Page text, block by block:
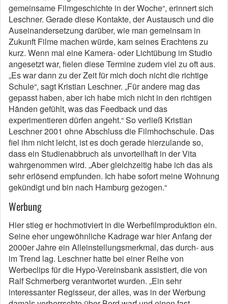
gemeinsame Filmgeschichte in der Woche“, erinnert sich
Leschner. Gerade diese Kontakte, der Austausch und die
Auseinandersetzung darüber, wie man gemeinsam in
Zukunft Filme machen würde, kam seines Erachtens zu
kurz. Wenn mal eine Kamera- oder Lichtübung im Studio
angesetzt war, fielen diese Termine zudem viel zu oft aus.
„Es war dann zu der Zeit für mich doch nicht die richtige
Schule“, sagt Kristian Leschner. „Für andere mag das
gepasst haben, aber ich habe mich nicht in den richtigen
Händen gefühlt, was das Feedback und das
experimentieren dürfen angeht.“ So verließ Kristian
Leschner 2001 ohne Abschluss die Filmhochschule. Das
fiel ihm nicht leicht, ist es doch gerade hierzulande so,
dass ein Studienabbruch als unvorteilhaft in der Vita
wahrgenommen wird. „Aber gleichzeitig habe ich das als
sehr erlösend empfunden. Ich habe sofort meine Wohnung
gekündigt und bin nach Hamburg gezogen.“
Werbung
Hier stieg er hochmotiviert in die Werbefilmproduktion ein.
Seine eher ungewöhnliche Kadrage war hier Anfang der
2000er Jahre ein Alleinstellungsmerkmal, das durch- aus
im Trend lag. Leschner hatte bei einer Reihe von
Werbeclips für die Hypo-Vereinsbank assistiert, die von
Ralf Schmerberg verantwortet wurden. „Ein sehr
interessanter Regisseur, der alles, was in der Werbung